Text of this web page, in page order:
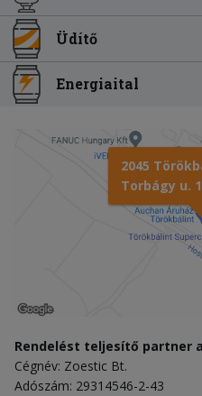
Üdítő
Energiaital
2045
Torbágy u.
Rendelést teljesítő partner
Cégnév: Zoestic Bt.
Adószám: 29314546-2-43